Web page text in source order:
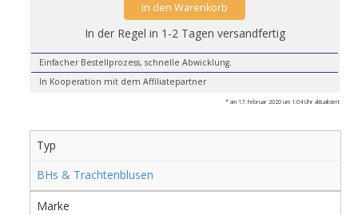
in den Warenkorb
In der Regel in 1-2 Tagen versandfertig
Einfacher Bestellprozess, schnelle Abwicklung.
In Kooperation mit dem Affiliatepartner
* am 17. Februar 2020 um 1:04 Uhr aktualisiert
Typ
BHs & Trachtenblusen
Marke